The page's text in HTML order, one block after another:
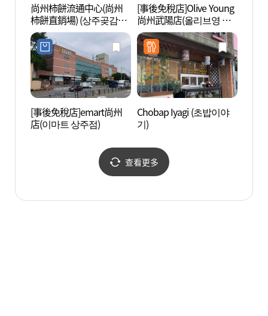
尚州柿餅流通中心(尚州
柿餅直銷場) (상주곶감유
통센터 상주곶감직판장)
[事後免稅店]Olive Young
尚州武陽店(올리브영 상
주무양점)
[事後免稅店]emart尚州
店(이마트 상주점)
Chobap Iyagi (초밥이야
기)
查看更多